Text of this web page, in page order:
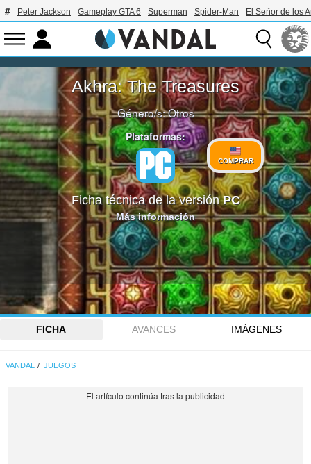
Peter Jackson Gameplay GTA 6 Superman Spider-Man El Señor de los
Akhra: The Treasures
Género/s:Otros
Plataformas:
COMPRAR
Ficha técnica de la versiónPC
Más información
FICHA AVANCES IMÁGENES
VANDAL JUEGOS